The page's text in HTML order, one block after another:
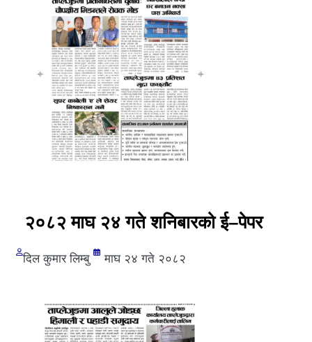
२०८२ माघ २४ गते शनिबारको ई–पेपर
दिल कुमार लिम्बु माघ २४ गते २०८२